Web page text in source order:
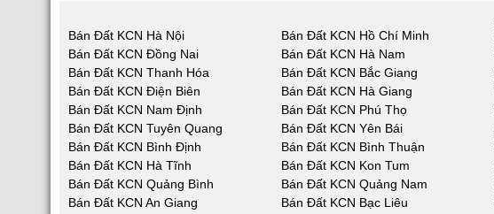
Bán Đất KCN Hà Nội Bán Đất KCN Hồ Chí Minh
Bán Đất KCN Đồng Nai
Bán Đất KCN Hà Nam
Bán Đất KCN Thanh Hóa
Bán Đất KCN Bắc Giang
Bán Đất KCN Điện Biên
Bán Đất KCN Hà Giang
Bán Đất KCN Nam Định
Bán Đất KCN Phú Thọ
Bán Đất KCN Tuyên Quang
Bán Đất KCN Yên Bái
Bán Đất KCN Bình Định
Bán Đất KCN Bình Thuận
Bán Đất KCN Hà Tĩnh
Bán Đất KCN Kon Tum
Bán Đất KCN Quảng Bình
Bán Đất KCN Quảng Nam
Bán Đất KCN An Giang
Bán Đất KCN Bạc Liêu